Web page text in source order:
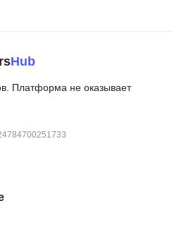
Hub
Платформа не оказывает